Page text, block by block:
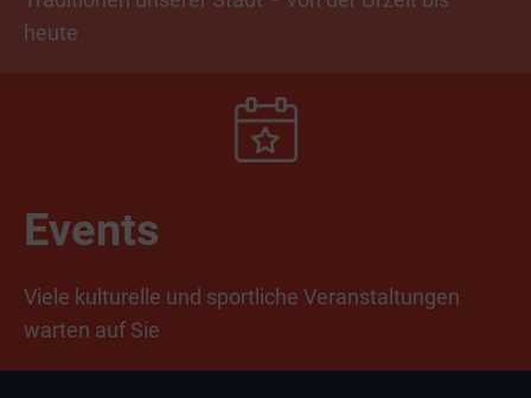
heute
Events
Viele kulturelle und sportliche Veranstaltungen
warten auf Sie